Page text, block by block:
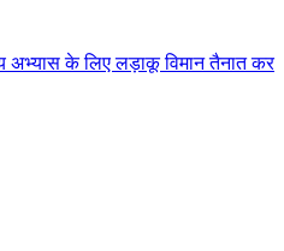
अभ्यास के लिए लड़ाकू विमान तैनात कर